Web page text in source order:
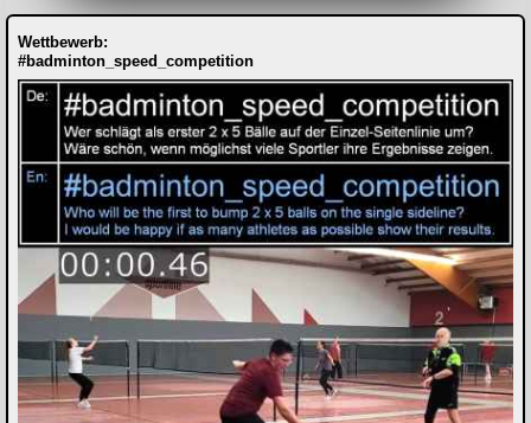
Wettbewerb:
#badminton_speed_competition